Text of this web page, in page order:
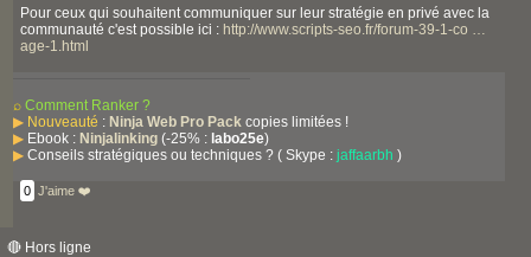
Pour ceux qui souhaitent communiquer sur leur stratégie en privé avec la
communauté c'est possible ici : http://www.scripts-seo.fr/forum-39-1-co …
age-1.html
⌕ Comment Ranker ?
▶ Nouveauté : Ninja Web Pro Pack copies limitées !
▶ Ebook : Ninjalinking (-25% : labo25e)
▶ Conseils stratégiques ou techniques ? ( Skype : jaffaarbh )
0 J'aime ❤️
🔴 Hors ligne